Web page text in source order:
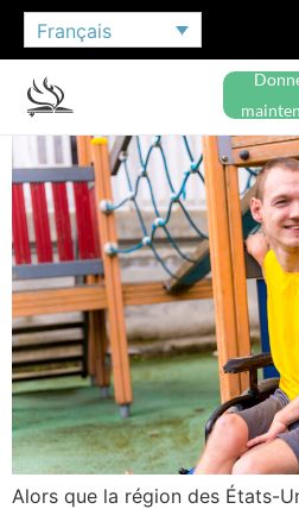
Français
Alors que la région des États-